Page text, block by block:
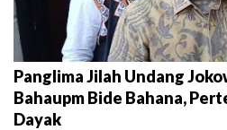
Panglima Jilah Undang
Bahaupm Bide Bahana,
Dayak